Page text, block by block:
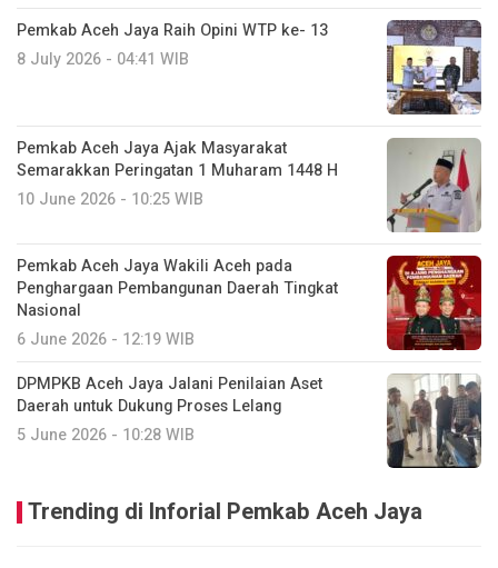
Pemkab Aceh Jaya Raih Opini WTP ke- 13
8 July 2026 - 04:41 WIB
Pemkab Aceh Jaya Ajak Masyarakat
Semarakkan Peringatan 1 Muharam 1448 H
10 June 2026 - 10:25 WIB
Pemkab Aceh Jaya Wakili Aceh pada
Penghargaan Pembangunan Daerah Tingkat
Nasional
6 June 2026 - 12:19 WIB
DPMPKB Aceh Jaya Jalani Penilaian Aset
Daerah untuk Dukung Proses Lelang
5 June 2026 - 10:28 WIB
Trending di Inforial Pemkab Aceh Jaya